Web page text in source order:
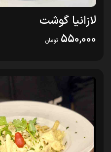
لازانیا گوشت
550,000 تومان